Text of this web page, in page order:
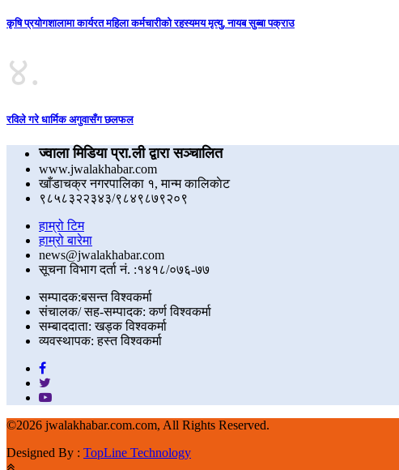
कृषि प्रयोगशालामा कार्यरत महिला कर्मचारीको रहस्यमय मृत्यु, नायब सुब्बा पक्राउ
४.
रविले गरे धार्मिक अगुवासँग छलफल
ज्वाला मिडिया प्रा.ली द्वारा सञ्चालित
www.jwalakhabar.com
खाँडाचक्र नगरपालिका १, मान्म कालिकाेट
९८५८३२२३४३/९८४९८७९२०९
हाम्रो टिम
हाम्रो बारेमा
news@jwalakhabar.com
सूचना विभाग दर्ता नं. :१४१८/०७६-७७
सम्पादक:बसन्त विश्वकर्मा
संचालक/ सह-सम्पादक: कर्ण विश्वकर्मा
सम्बाददाता: खड्क विश्वकर्मा
व्यवस्थापक: हस्त विश्वकर्मा
©2026 jwalakhabar.com.com, All Rights Reserved.
Designed By : TopLine Technology